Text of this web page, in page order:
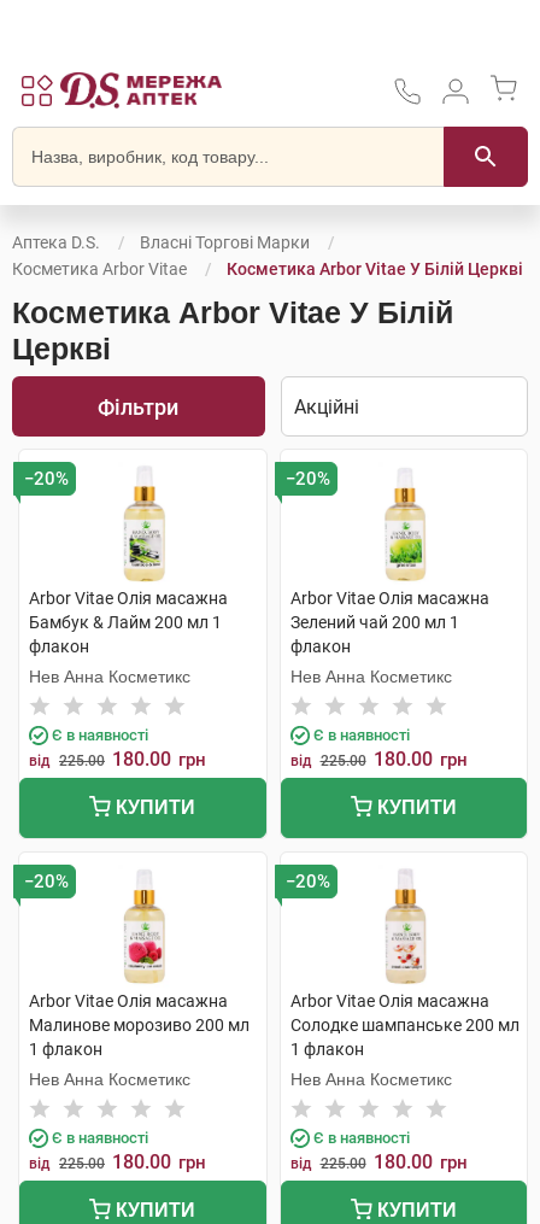
Аптека D.S.
Власні Торгові Марки
Косметика Arbor Vitae
Косметика Arbor Vitae У Білій Церкві
Косметика Arbor Vitae У Білій
Церкві
Фільтри
−20%
Arbor Vitae Олія масажна
Бамбук & Лайм 200 мл 1
флакон
Нев Анна Косметикс
Є в наявності
від 225.00 180.00 грн
КУПИТИ
−20%
Arbor Vitae Олія масажна
Зелений чай 200 мл 1
флакон
Нев Анна Косметикс
Є в наявності
від 225.00 180.00 грн
КУПИТИ
−20%
Arbor Vitae Олія масажна
Малинове морозиво 200 мл
1 флакон
Нев Анна Косметикс
Є в наявності
від 225.00 180.00 грн
КУПИТИ
−20%
Arbor Vitae Олія масажна
Солодке шампанське 200 мл
1 флакон
Нев Анна Косметикс
Є в наявності
від 225.00 180.00 грн
КУПИТИ